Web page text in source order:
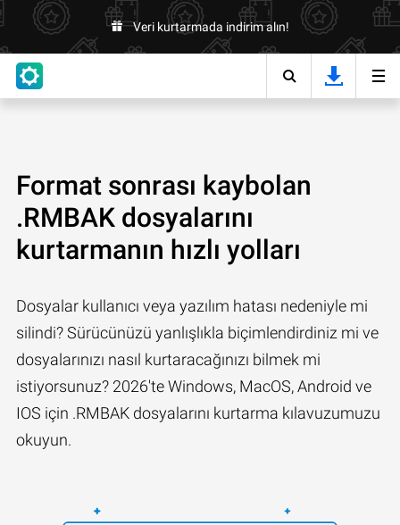
Veri kurtarmada indirim alın!
Format sonrası kaybolan
.RMBAK dosyalarını
kurtarmanın hızlı yolları
Dosyalar kullanıcı veya yazılım hatası nedeniyle mi
silindi? Sürücünüzü yanlışlıkla biçimlendirdiniz mi ve
dosyalarınızı nasıl kurtaracağınızı bilmek mi
istiyorsunuz? 2026'te Windows, MacOS, Android ve
IOS için .RMBAK dosyalarını kurtarma kılavuzumuzu
okuyun.